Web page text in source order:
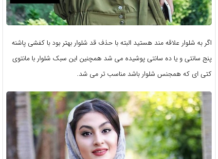
اگر به شلوار علاقه مند هستید البته با حذف قد شلوار بهتر بود با کفشی پاشنه
پنج سانتی و یا ده سانتی پوشیده می شد همچنین این سبک شلوار با مانتوی
کتی ای که همجنس شلوار باشد مناسب تر می شد.